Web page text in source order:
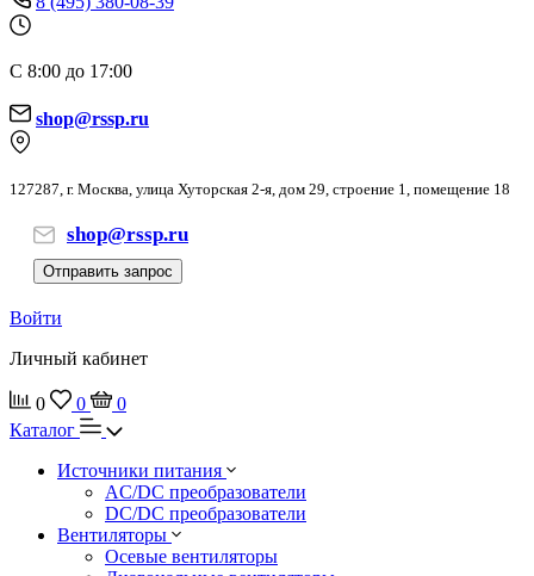
С 8:00 до 17:00
shop@rssp.ru
127287, г. Москва, улица Хуторская 2-я, дом 29, строение 1, помещение 18
shop@rssp.ru
Отправить запрос
Войти
Личный кабинет
0 0
0
Каталог
Источники питания
AC/DC преобразователи
DC/DC преобразователи
Вентиляторы
Осевые вентиляторы